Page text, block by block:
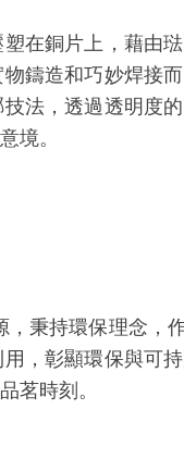
在銅片上，藉由
鑄造和巧妙焊接
法，透過透明度
境。
秉持環保理念
，彰顯環保與可
茗時刻。